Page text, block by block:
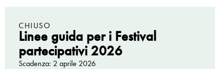
CHIUSO
Linee guida per i Festival
partecipativi 2026
Scadenza: 2 aprile 2026